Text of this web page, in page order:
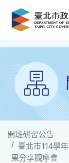
跳到主要內容
開班研習公告
臺北市114學
果分享觀摩會